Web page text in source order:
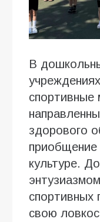
В
спортивные
здорового
приобщение
культуре.
спортивных
свою